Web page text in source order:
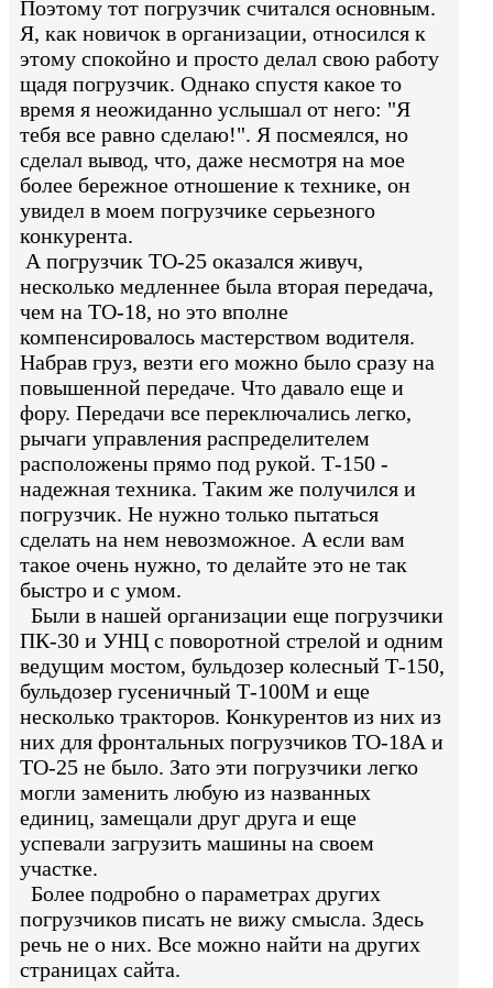
Поэтому тот погрузчик считался основным.
Я, как новичок в организации, относился к
этому спокойно и просто делал свою работу
щадя погрузчик. Однако спустя какое то
время я неожиданно услышал от него: "Я
тебя все равно сделаю!". Я посмеялся, но
сделал вывод, что, даже несмотря на мое
более бережное отношение к технике, он
увидел в моем погрузчике серьезного
конкурента.
А погрузчик ТО-25 оказался живуч,
несколько медленнее была вторая передача,
чем на ТО-18, но это вполне
компенсировалось мастерством водителя.
Набрав груз, везти его можно было сразу на
повышенной передаче. Что давало еще и
фору. Передачи все переключались легко,
рычаги управления распределителем
расположены прямо под рукой. Т-150 -
надежная техника. Таким же получился и
погрузчик. Не нужно только пытаться
сделать на нем невозможное. А если вам
такое очень нужно, то делайте это не так
быстро и с умом.
Были в нашей организации еще погрузчики
ПК-30 и УНЦ с поворотной стрелой и одним
ведущим мостом, бульдозер колесный Т-150,
бульдозер гусеничный Т-100М и еще
несколько тракторов. Конкурентов из них из
них для фронтальных погрузчиков ТО-18А и
ТО-25 не было. Зато эти погрузчики легко
могли заменить любую из названных
единиц, замещали друг друга и еще
успевали загрузить машины на своем
участке.
Более подробно о параметрах других
погрузчиков писать не вижу смысла. Здесь
речь не о них. Все можно найти на других
страницах сайта.